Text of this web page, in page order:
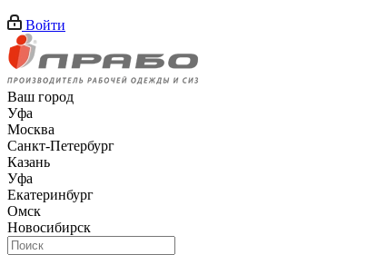
Войти
Ваш город
Уфа
Москва
Санкт-Петербург
Казань
Уфа
Екатеринбург
Омск
Новосибирск